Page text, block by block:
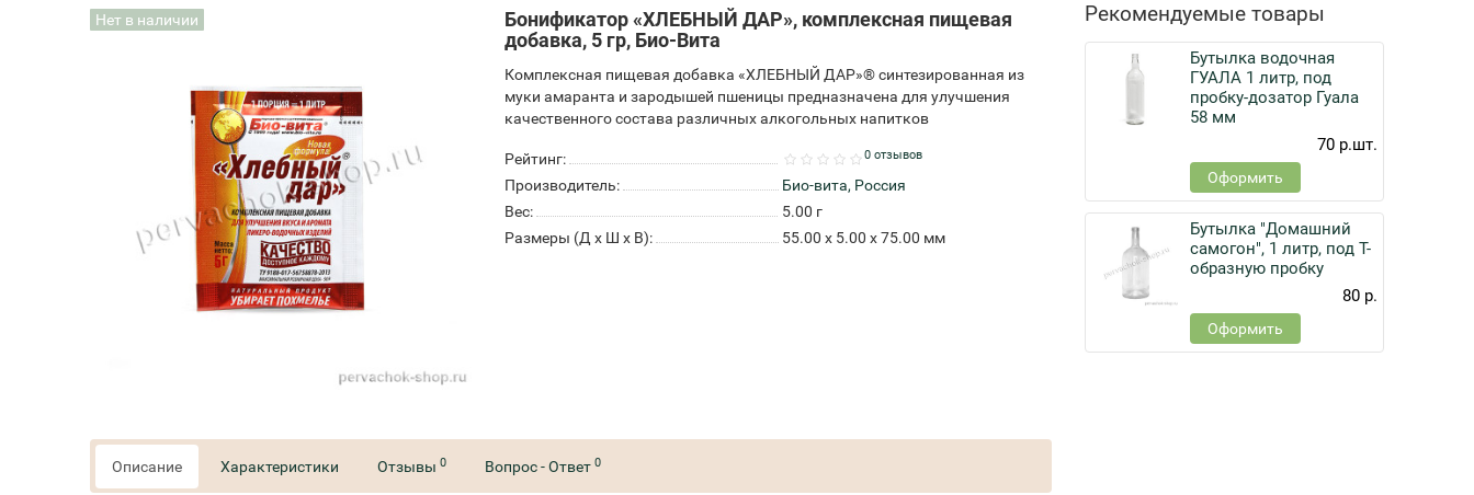
Нет в наличии
Бонификатор «ХЛЕБНЫЙ ДАР», комплексная пищевая
добавка, 5 гр, Био-Вита
Комплексная пищевая добавка «ХЛЕБНЫЙ ДАР»® синтезированная из
муки амаранта и зародышей пшеницы предназначена для улучшения
качественного состава различных алкогольных напитков
Рейтинг: 0 отзывов
Производитель:
Био-вита, Россия
Вес:
5.00 г
Размеры (Д x Ш x В):
55.00 x 5.00 x 75.00 мм
Описание Характеристики Отзывы0 Вопрос - Ответ0
Рекомендуемые товары
Бутылка водочная
ГУАЛА 1 литр, под
пробку-дозатор Гуала
58 мм
70 р.шт.
Оформить
Бутылка "Домашний
самогон", 1 литр, под Т-
образную пробку
80 р.
Оформить